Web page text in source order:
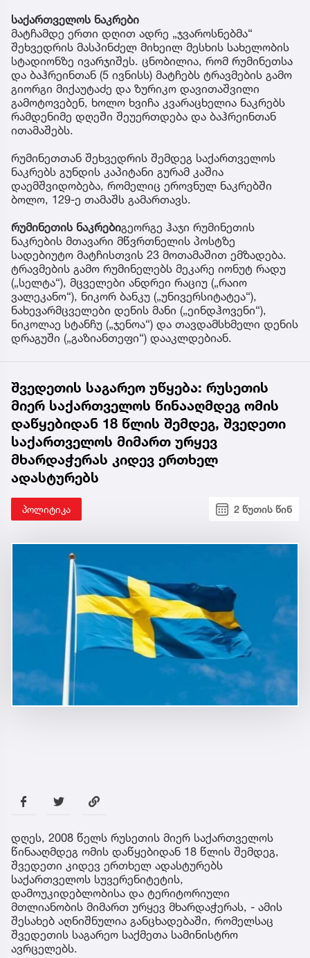
საქართველოს ნაკრები
მატჩამდე ერთი დღით ადრე „ჯვაროსნებმა“
შეხვედრის მასპინძელ მიხეილ მესხის სახელობის
სტადიონზე ივარჯიშეს. ცნობილია, რომ რუმინეთსა
და ბაჰრეინთან (5 ივნისს) მატჩებს ტრავმების გამო
გიორგი მიქაუტაძე და ზურიკო დავითაშვილი
გამოტოვებენ, ხოლო ხვიჩა კვარაცხელია ნაკრებს
რამდენიმე დღეში შეუერთდება და ბაჰრეინთან
ითამაშებს.
რუმინეთთან შეხვედრის შემდეგ საქართველოს
ნაკრებს გუნდის კაპიტანი გურამ კაშია
დაემშვიდობება, რომელიც ეროვნულ ნაკრებში
ბოლო, 129-ე თამაშს გამართავს.
რუმინეთის ნაკრებიგეორგე ჰაჯი რუმინეთის
ნაკრების მთავარი მწვრთნელის პოსტზე
სადებიუტო მატჩისთვის 23 მოთამაშით ემზადება.
ტრავმების გამო რუმინელებს მეკარე იონუტ რადუ
(„სელტა“), მცველები ანდრეი რაციუ („რაიო
ვალეკანო“), ნიკორ ბანკუ („უნივერსიტატეა“),
ნახევარმცველები დენის მანი („ეინდჰოვენი“),
ნიკოლაე სტანჩუ („ჯენოა“) და თავდამსხმელი დენის
დრაგუში („გაზიანთეფი“) დააკლდებიან.
შვედეთის საგარეო უწყება: რუსეთის
მიერ საქართველოს წინააღმდეგ ომის
დაწყებიდან 18 წლის შემდეგ, შვედეთი
საქართველოს მიმართ ურყევ
მხარდაჭერას კიდევ ერთხელ
ადასტურებს
პოლიტიკა 2 წუთის წინ
დღეს, 2008 წელს რუსეთის მიერ საქართველოს
წინააღმდეგ ომის დაწყებიდან 18 წლის შემდეგ,
შვედეთი კიდევ ერთხელ ადასტურებს
საქართველოს სუვერენიტეტის,
დამოუკიდებლობისა და ტერიტორიული
მთლიანობის მიმართ ურყევ მხარდაჭერას, - ამის
შესახებ აღნიშნულია განცხადებაში, რომელსაც
შვედეთის საგარეო საქმეთა სამინისტრო
ავრცელებს.